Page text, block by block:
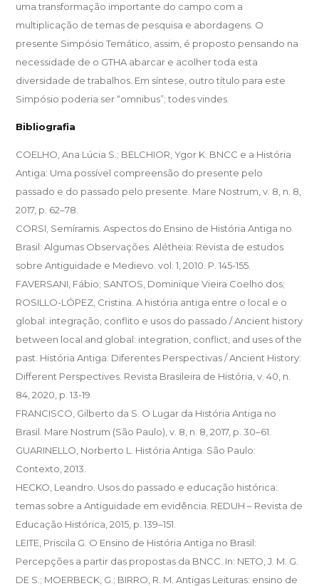
uma transformação importante do campo com a
multiplicação de temas de pesquisa e abordagens. O
presente Simpósio Temático, assim, é proposto pensando na
necessidade de o GTHA abarcar e acolher toda esta
diversidade de trabalhos. Em síntese, outro título para este
Simpósio poderia ser “omnibus”; todes vindes.
Bibliografia
COELHO, Ana Lúcia S.; BELCHIOR, Ygor K. BNCC e a História
Antiga: Uma possível compreensão do presente pelo
passado e do passado pelo presente. Mare Nostrum, v. 8, n. 8,
2017, p. 62–78.
CORSI, Semíramis. Aspectos do Ensino de História Antiga no
Brasil: Algumas Observações. Alétheia: Revista de estudos
sobre Antiguidade e Medievo. vol. 1, 2010. P. 145-155.
FAVERSANI, Fábio; SANTOS, Dominique Vieira Coelho dos;
ROSILLO-LÓPEZ, Cristina. A história antiga entre o local e o
global: integração, conflito e usos do passado / Ancient history
between local and global: integration, conflict, and uses of the
past. História Antiga: Diferentes Perspectivas / Ancient History:
Different Perspectives. Revista Brasileira de História, v. 40, n.
84, 2020, p. 13-19
FRANCISCO, Gilberto da S. O Lugar da História Antiga no
Brasil. Mare Nostrum (São Paulo), v. 8, n. 8, 2017, p. 30–61.
GUARINELLO, Norberto L. História Antiga. São Paulo:
Contexto, 2013.
HECKO, Leandro. Usos do passado e educação histórica:
temas sobre a Antiguidade em evidência. REDUH – Revista de
Educação Histórica, 2015, p. 139–151.
LEITE, Priscila G. O Ensino de História Antiga no Brasil:
Percepções a partir das propostas da BNCC. In: NETO, J. M. G.
DE S.; MOERBECK, G.; BIRRO, R. M. Antigas Leituras: ensino de